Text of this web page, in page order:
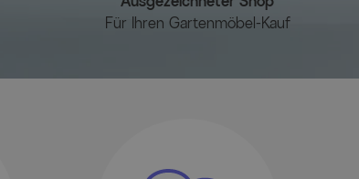
Für Ihren Gartenmöbel-Kauf